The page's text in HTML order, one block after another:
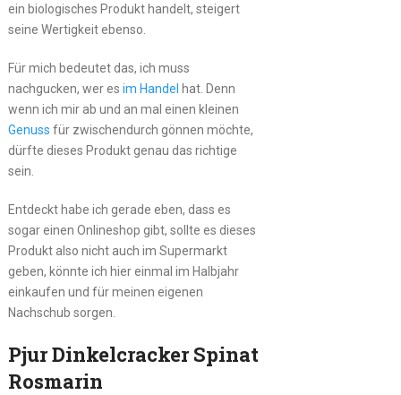
ein biologisches Produkt handelt, steigert
seine Wertigkeit ebenso.
Für mich bedeutet das, ich muss
nachgucken, wer es im Handel hat. Denn
wenn ich mir ab und an mal einen kleinen
Genuss für zwischendurch gönnen möchte,
dürfte dieses Produkt genau das richtige
sein.
Entdeckt habe ich gerade eben, dass es
sogar einen Onlineshop gibt, sollte es dieses
Produkt also nicht auch im Supermarkt
geben, könnte ich hier einmal im Halbjahr
einkaufen und für meinen eigenen
Nachschub sorgen.
Pjur Dinkelcracker Spinat
Rosmarin